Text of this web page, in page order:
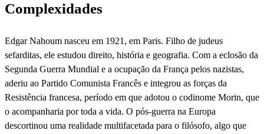
Complexidades
Edgar Nahoum nasceu em 1921, em Paris. Filho de judeus
sefarditas, ele estudou direito, história e geografia. Com a eclosão da
Segunda Guerra Mundial e a ocupação da França pelos nazistas,
aderiu ao Partido Comunista Francês e integrou as forças da
Resistência francesa, período em que adotou o codinome Morin, que
o acompanharia por toda a vida. O pós-guerra na Europa
descortinou uma realidade multifacetada para o filósofo, algo que